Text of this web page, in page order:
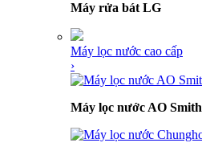
Máy rửa bát LG
Máy lọc nước cao cấp
›
Máy lọc nước AO Smith